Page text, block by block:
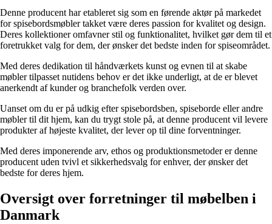
Denne producent har etableret sig som en førende aktør på markedet
for spisebordsmøbler takket være deres passion for kvalitet og design.
Deres kollektioner omfavner stil og funktionalitet, hvilket gør dem til et
foretrukket valg for dem, der ønsker det bedste inden for spiseområdet.
Med deres dedikation til håndværkets kunst og evnen til at skabe
møbler tilpasset nutidens behov er det ikke underligt, at de er blevet
anerkendt af kunder og branchefolk verden over.
Uanset om du er på udkig efter spisebordsben, spiseborde eller andre
møbler til dit hjem, kan du trygt stole på, at denne producent vil levere
produkter af højeste kvalitet, der lever op til dine forventninger.
Med deres imponerende arv, ethos og produktionsmetoder er denne
producent uden tvivl et sikkerhedsvalg for enhver, der ønsker det
bedste for deres hjem.
Oversigt over forretninger til møbelben i
Danmark